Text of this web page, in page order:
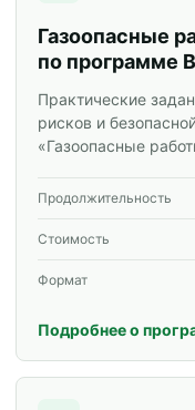
Газоопасные
по программе В
Практические
рисков и
«Газоопасные
групп.
Продолжительность
Стоимость
Формат
Подробнее о